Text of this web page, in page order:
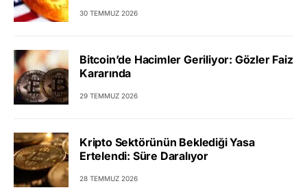
30 TEMMUZ 2026
Bitcoin’de Hacimler Geriliyor: Gözler Faiz
Kararında
29 TEMMUZ 2026
Kripto Sektörünün Beklediği Yasa
Ertelendi: Süre Daralıyor
28 TEMMUZ 2026